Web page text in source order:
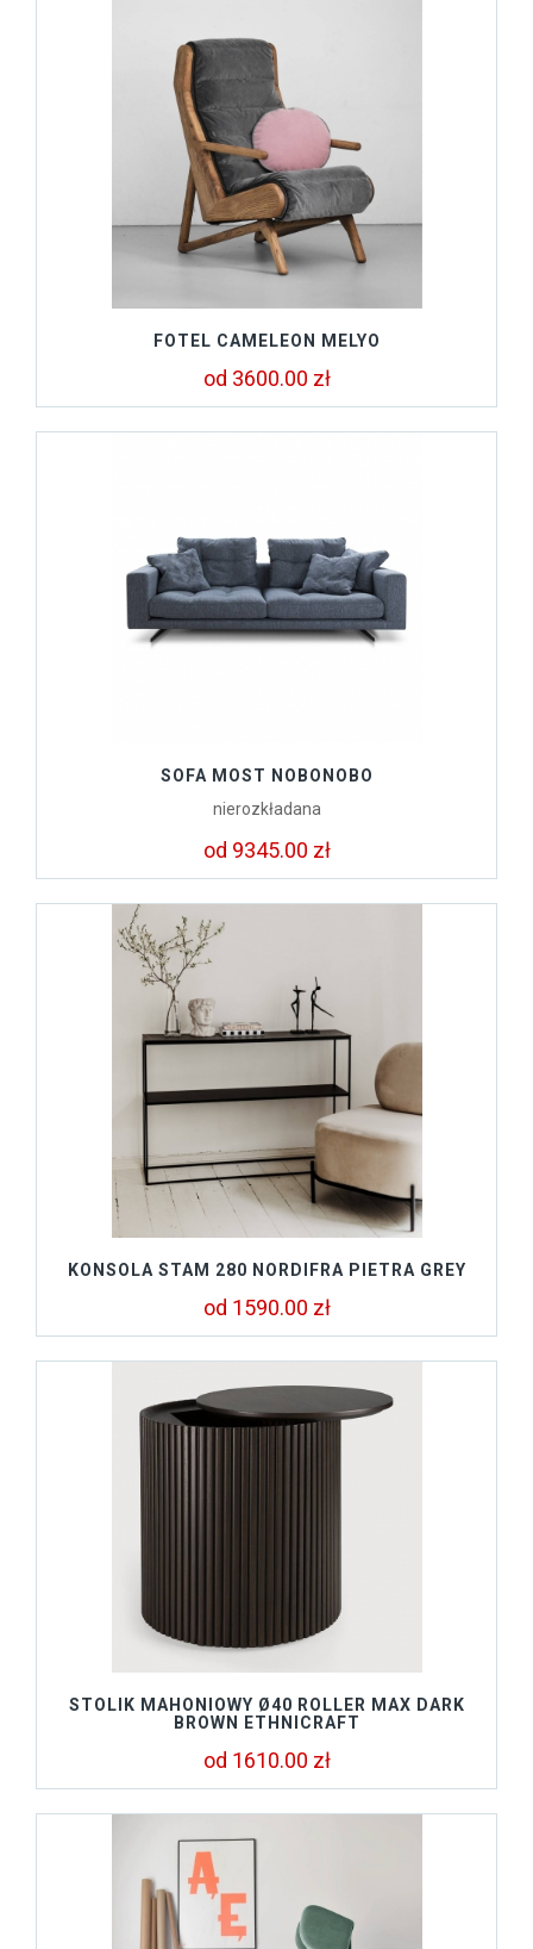
FOTEL CAMELEON MELYO
od 3600.00 zł
SOFA MOST NOBONOBO
nierozkładana
od 9345.00 zł
KONSOLA STAM 280 NORDIFRA PIETRA GREY
od 1590.00 zł
STOLIK MAHONIOWY Ø40 ROLLER MAX DARK
BROWN ETHNICRAFT
od 1610.00 zł